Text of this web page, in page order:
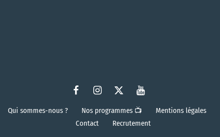
Qui sommes-nous ? Nos programmes 📺
Mentions légales
Contact
Recrutement